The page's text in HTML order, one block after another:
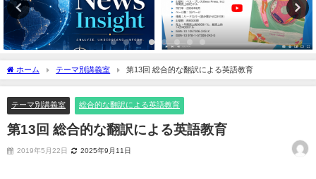
ホーム テーマ別講義室 第13回 総合的な翻訳による英語教育
テーマ別講義室 総合的な翻訳による英語教育
第13回 総合的な翻訳による英語教育
2019年5月22日 2025年9月11日